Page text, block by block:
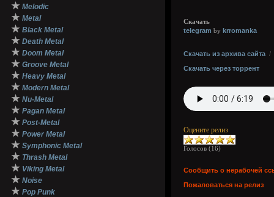
★ Melodic
★ Metal
★ Black Metal
★ Death Metal
★ Doom Metal
★ Groove Metal
★ Heavy Metal
★ Modern Metal
★ Nu-Metal
★ Pagan Metal
★ Post-Metal
★ Power Metal
★ Symphonic Metal
★ Thrash Metal
★ Viking Metal
★ Noise
★ Pop Punk
Скачать
telegram by krromanka
Скачать из архива сайта /
Скачать через торрент
Оцените релиз
Голосов (16)
Сообщить о нерабочей
Пожаловаться на релиз